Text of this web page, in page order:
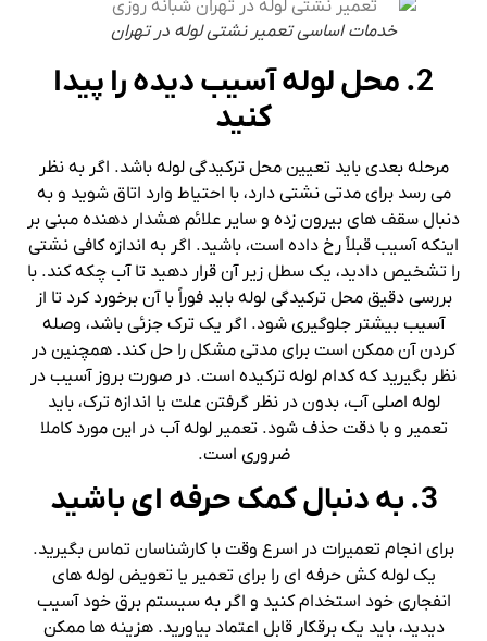
خدمات اساسی تعمیر نشتی لوله در تهران
2. محل لوله آسیب دیده را پیدا
کنید
مرحله بعدی باید تعیین محل ترکیدگی لوله باشد. اگر به نظر
می رسد برای مدتی نشتی دارد، با احتیاط وارد اتاق شوید و به
دنبال سقف های بیرون زده و سایر علائم هشدار دهنده مبنی بر
اینکه آسیب قبلاً رخ داده است، باشید. اگر به اندازه کافی نشتی
را تشخیص دادید، یک سطل زیر آن قرار دهید تا آب چکه کند. با
بررسی دقیق محل ترکیدگی لوله باید فوراً با آن برخورد کرد تا از
آسیب بیشتر جلوگیری شود. اگر یک ترک جزئی باشد، وصله
کردن آن ممکن است برای مدتی مشکل را حل کند. همچنین در
نظر بگیرید که کدام لوله ترکیده است. در صورت بروز آسیب در
لوله اصلی آب، بدون در نظر گرفتن علت یا اندازه ترک، باید
تعمیر و با دقت حذف شود. تعمیر لوله آب در این مورد کاملا
ضروری است.
3. به دنبال کمک حرفه ای باشید
برای انجام تعمیرات در اسرع وقت با کارشناسان تماس بگیرید.
یک لوله کش حرفه ای را برای تعمیر یا تعویض لوله های
انفجاری خود استخدام کنید و اگر به سیستم برق خود آسیب
دیدید، باید یک برقکار قابل اعتماد بیاورید. هزینه ها ممکن